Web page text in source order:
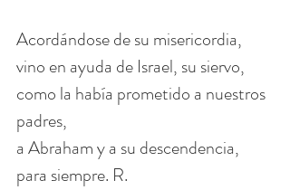
Acordándose de su misericordia,
vino en ayuda de Israel, su siervo,
como la había prometido a nuestros
padres,
a Abraham y a su descendencia,
para siempre. R.